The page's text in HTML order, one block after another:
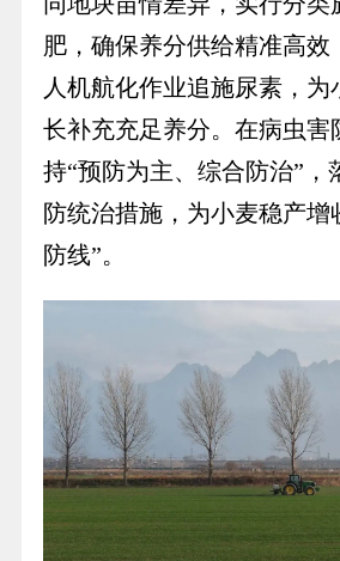
肥，确保养分供给精准高效
人机航化作业追施尿素，为
长补充充足养分。在病虫害
持“预防为主、综合防治”，
防统治措施，为小麦稳产增
防线”。